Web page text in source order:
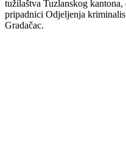
tužilaštva Tuzlanskog
pripadnici Odjeljenja
Gradačac.